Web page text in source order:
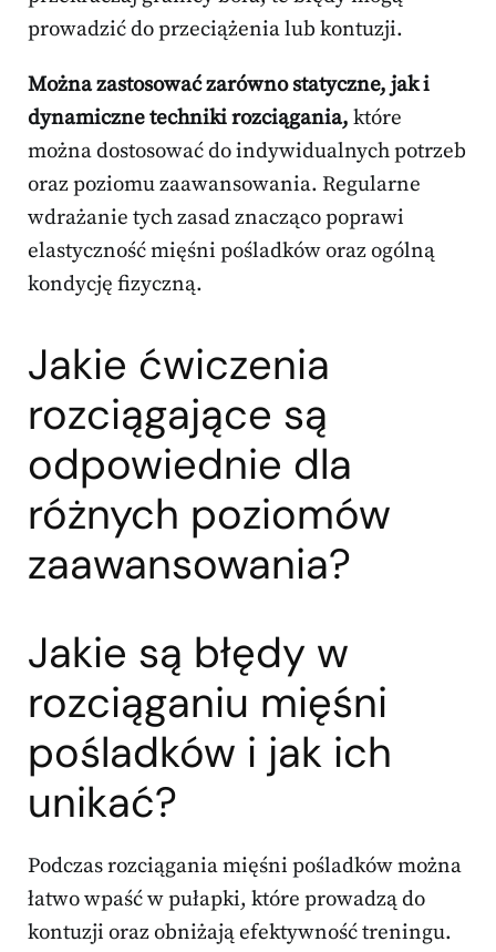
prowadzić do przeciążenia lub kontuzji.
Można zastosować zarówno statyczne, jak i
dynamiczne techniki rozciągania, które
można dostosować do indywidualnych potrzeb
oraz poziomu zaawansowania. Regularne
wdrażanie tych zasad znacząco poprawi
elastyczność mięśni pośladków oraz ogólną
kondycję fizyczną.
Jakie ćwiczenia
rozciągające są
odpowiednie dla
różnych poziomów
zaawansowania?
Jakie są błędy w
rozciąganiu mięśni
pośladków i jak ich
unikać?
Podczas rozciągania mięśni pośladków można
łatwo wpaść w pułapki, które prowadzą do
kontuzji oraz obniżają efektywność treningu.